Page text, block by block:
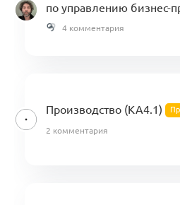
по управлению бизнес-
4 комментария
Производство (KA4.1)
2 комментария